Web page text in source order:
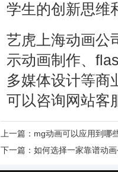
学生的创新思维
艺虎上海动画公
示动画制作、
多媒体设计等商
可以咨询网站客
上一篇： mg动画可以应用到哪
下一篇： 如何选择一家靠谱动